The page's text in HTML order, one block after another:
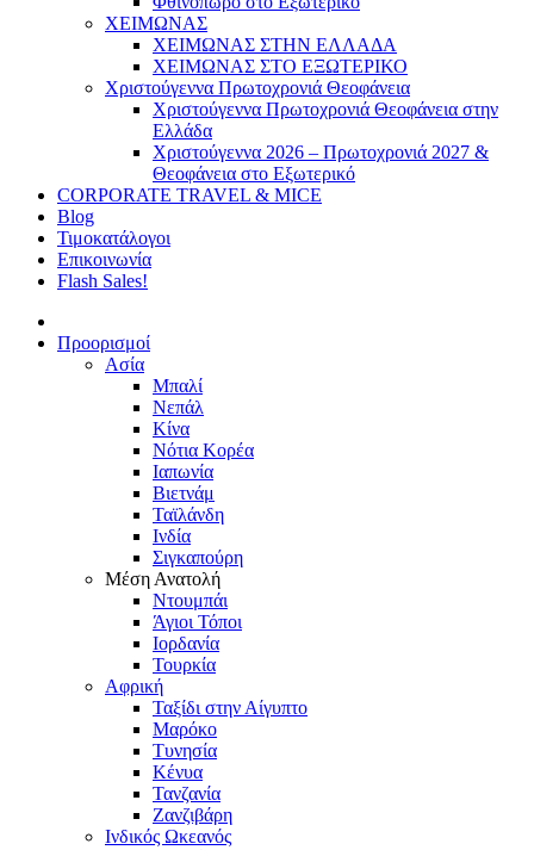
ΧΕΙΜΩΝΑΣ
ΧΕΙΜΩΝΑΣ ΣΤΗΝ ΕΛΛΑΔΑ
ΧΕΙΜΩΝΑΣ ΣΤΟ ΕΞΩΤΕΡΙΚΟ
Χριστούγεννα Πρωτοχρονιά Θεοφάνεια
Χριστούγεννα Πρωτοχρονιά Θεοφάνεια στην
Ελλάδα
Χριστούγεννα 2026 – Πρωτοχρονιά 2027 &
Θεοφάνεια στο Εξωτερικό
CORPORATE TRAVEL & MICE
Blog
Τιμοκατάλογοι
Επικοινωνία
Flash Sales!
Προορισμοί
Ασία
Μπαλί
Νεπάλ
Κίνα
Νότια Κορέα
Ιαπωνία
Βιετνάμ
Ταϊλάνδη
Ινδία
Σιγκαπούρη
Μέση Ανατολή
Ντουμπάι
Άγιοι Τόποι
Ιορδανία
Τουρκία
Αφρική
Ταξίδι στην Αίγυπτο
Μαρόκο
Τυνησία
Κένυα
Τανζανία
Ζανζιβάρη
Ινδικός Ωκεανός